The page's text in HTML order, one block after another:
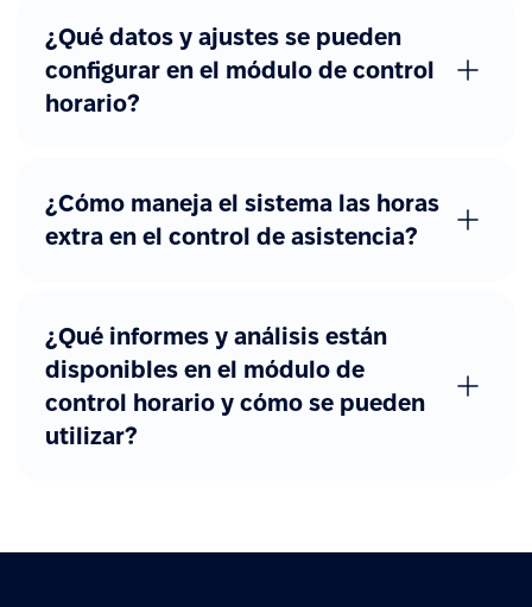
¿Qué datos y ajustes se pueden
configurar en el módulo de control
horario?
¿Cómo maneja el sistema las horas
extra en el control de asistencia?
¿Qué informes y análisis están
disponibles en el módulo de
control horario y cómo se pueden
utilizar?